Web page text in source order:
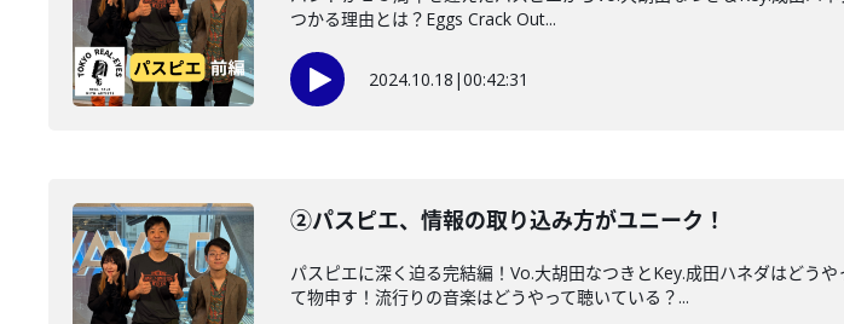
つかる理由とは？Eggs Crack Out...
2024.10.18 |00:42:31
②パスピエ、情報の取り込み方がユニーク！
パスピエに深く迫る完結編！Vo.大胡田なつきとKey.成田ハネダはどう
て物申す！流行りの音楽はどうやって聴いている？...